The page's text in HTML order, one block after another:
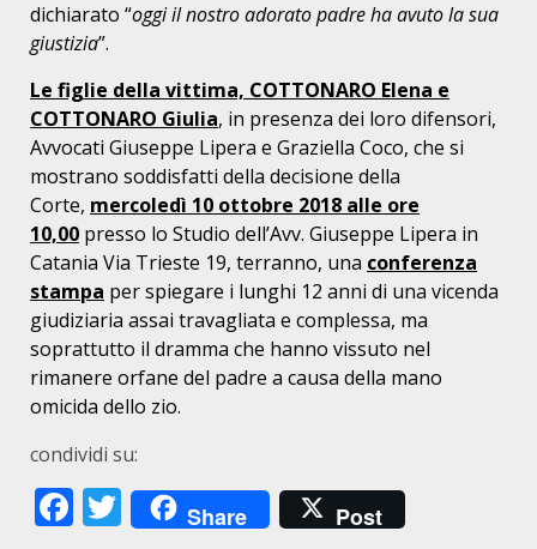
dichiarato “oggi il nostro adorato padre ha avuto la sua
giustizia”.
Le figlie della vittima, COTTONARO Elena e
COTTONARO Giulia, in presenza dei loro difensori,
Avvocati Giuseppe Lipera e Graziella Coco, che si
mostrano soddisfatti della decisione della
Corte, mercoledì 10 ottobre 2018 alle ore
10,00 presso lo Studio dell’Avv. Giuseppe Lipera in
Catania Via Trieste 19, terranno, una conferenza
stampa per spiegare i lunghi 12 anni di una vicenda
giudiziaria assai travagliata e complessa, ma
soprattutto il dramma che hanno vissuto nel
rimanere orfane del padre a causa della mano
omicida dello zio.
condividi su:
Facebook
Twitter
Share Post